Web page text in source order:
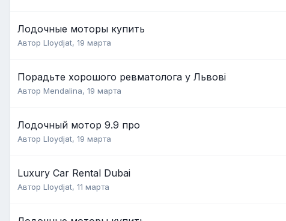
Лодочные моторы купить
Автор Lloydjat, 19 марта
Порадьте хорошого ревматолога у Львові
Автор Mendalina, 19 марта
Лодочный мотор 9.9 про
Автор Lloydjat, 19 марта
Luxury Car Rental Dubai
Автор Lloydjat, 11 марта